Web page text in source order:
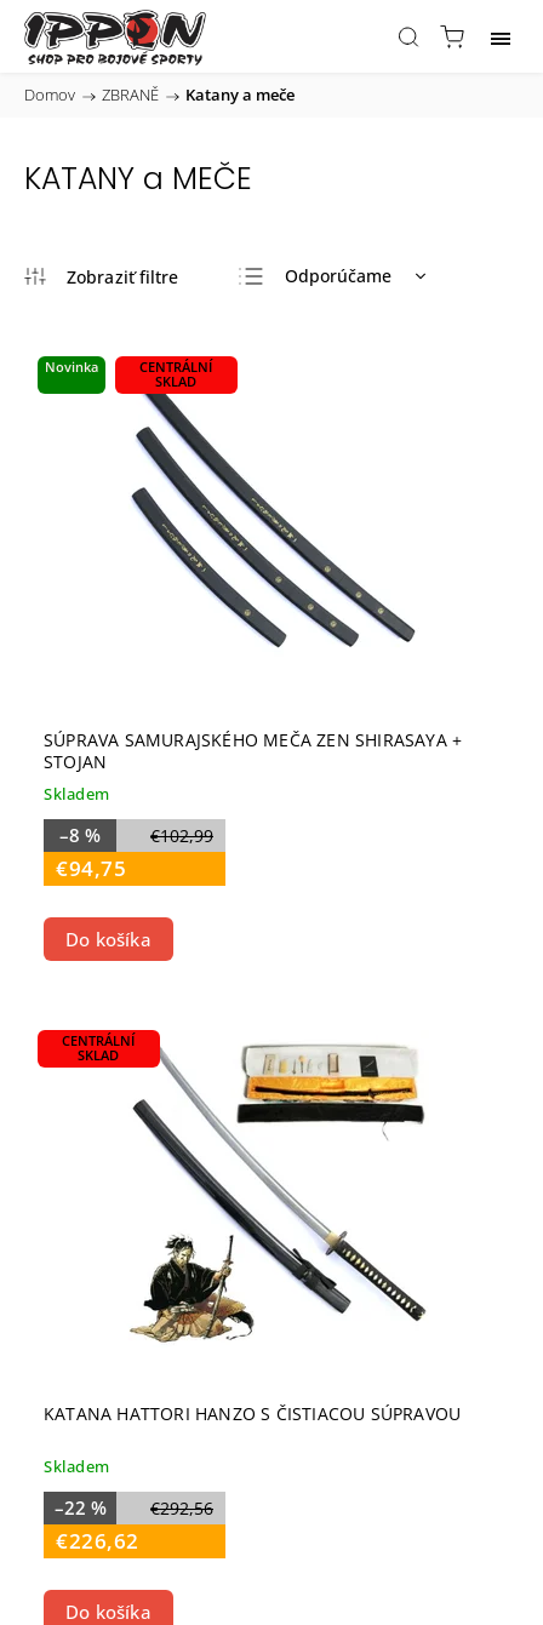
Domov / ZBRANĚ / Katany a meče
KATANY a MEČE
Odporúčame
Novinka
CENTRÁLNÍ
SKLAD
SÚPRAVA SAMURAJSKÉHO MEČA ZEN SHIRASAYA +
STOJAN
Skladem
€102,99
–8 %
€94,75
Do košíka
CENTRÁLNÍ
SKLAD
KATANA HATTORI HANZO S ČISTIACOU SÚPRAVOU
Skladem
€292,56
–22 %
€226,62
Do košíka